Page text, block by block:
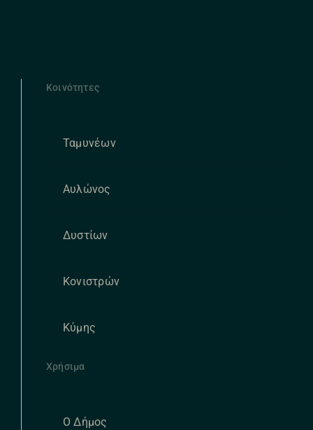
Κοινότητες
Ταμυνέων
Αυλώνος
Δυστίων
Κονιστρών
Κύμης
Χρήσιμα
Ο Δήμος